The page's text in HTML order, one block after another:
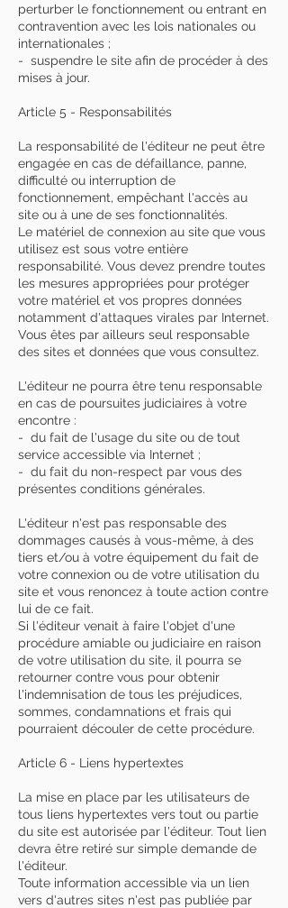
perturber le fonctionnement ou entrant en
contravention avec les lois nationales ou
internationales ;
- suspendre le site afin de procéder à des
mises à jour.
Article 5 - Responsabilités
La responsabilité de l'éditeur ne peut être
engagée en cas de défaillance, panne,
difficulté ou interruption de
fonctionnement, empêchant l'accès au
site ou à une de ses fonctionnalités.
Le matériel de connexion au site que vous
utilisez est sous votre entière
responsabilité. Vous devez prendre toutes
les mesures appropriées pour protéger
votre matériel et vos propres données
notamment d'attaques virales par Internet.
Vous êtes par ailleurs seul responsable
des sites et données que vous consultez.
L'éditeur ne pourra être tenu responsable
en cas de poursuites judiciaires à votre
encontre :
- du fait de l'usage du site ou de tout
service accessible via Internet ;
- du fait du non-respect par vous des
présentes conditions générales.
L'éditeur n'est pas responsable des
dommages causés à vous-même, à des
tiers et/ou à votre équipement du fait de
votre connexion ou de votre utilisation du
site et vous renoncez à toute action contre
lui de ce fait.
Si l'éditeur venait à faire l'objet d'une
procédure amiable ou judiciaire en raison
de votre utilisation du site, il pourra se
retourner contre vous pour obtenir
l'indemnisation de tous les préjudices,
sommes, condamnations et frais qui
pourraient découler de cette procédure.
Article 6 - Liens hypertextes
La mise en place par les utilisateurs de
tous liens hypertextes vers tout ou partie
du site est autorisée par l'éditeur. Tout lien
devra être retiré sur simple demande de
l'éditeur.
Toute information accessible via un lien
vers d'autres sites n'est pas publiée par